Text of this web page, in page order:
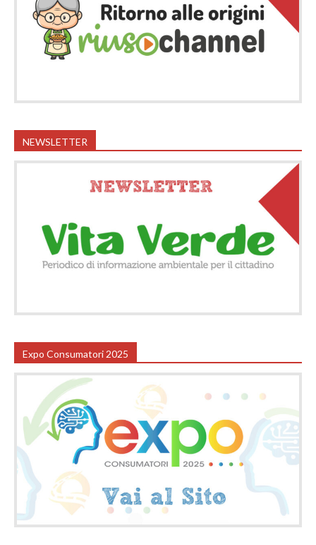
NEWSLETTER
Expo Consumatori 2025